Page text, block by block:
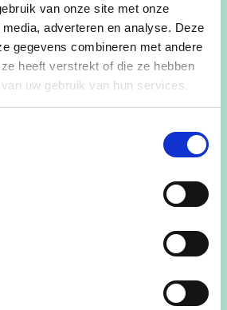
van onze site met onze
adverteren en analyse. Deze
gegevens combineren met andere
heeft verstrekt of die ze hebben
uw gebruik van hun services.
van onze ondernemingen die